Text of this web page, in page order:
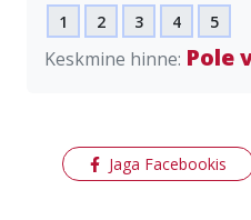
1 2 3 4 5
Keskmine hinne: Pole
Jaga Facebookis